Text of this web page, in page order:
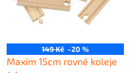
149 Kč –20 %
Maxim 15cm rovné koleje